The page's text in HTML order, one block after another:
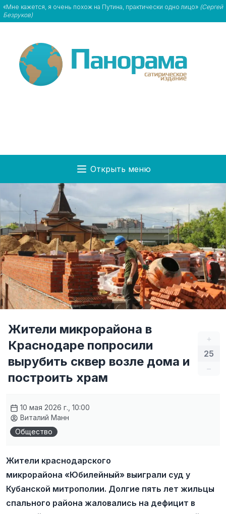
«Мне кажется, я очень похож на Путина, практически одно лицо» (Сергей
Безруков)
Открыть меню
+
25
–
Жители микрорайона в
Краснодаре попросили
вырубить сквер возле дома и
построить храм
10 мая 2026 г., 10:00
Виталий Манн
Общество
Жители краснодарского
микрорайона «Юбилейный» выиграли суд у
Кубанской митрополии. Долгие пять лет жильцы
спального района жаловались на дефицит в